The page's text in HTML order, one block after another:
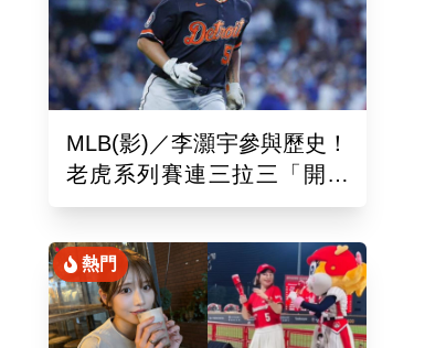
MLB(影)／李灝宇參與歷史！
老虎系列賽連三拉三「開對
手魯閣」追平130年偉業
熱門